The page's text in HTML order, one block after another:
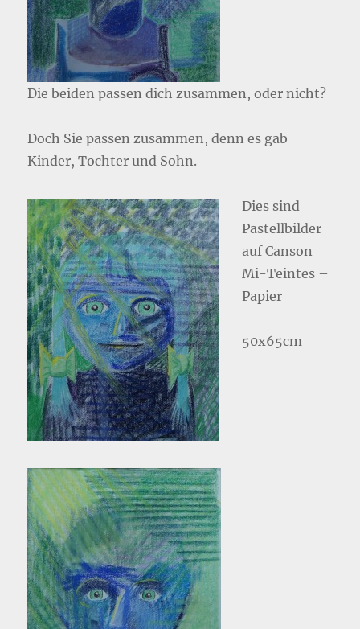
Die beiden passen dich zusammen, oder nicht?
Doch Sie passen zusammen, denn es gab
Kinder, Tochter und Sohn.
Dies sind
Pastellbilder
auf Canson
Mi-Teintes –
Papier
50x65cm